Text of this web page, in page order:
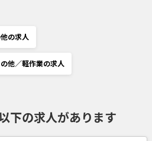
の求人
他／軽作業の求人
下の求人があります